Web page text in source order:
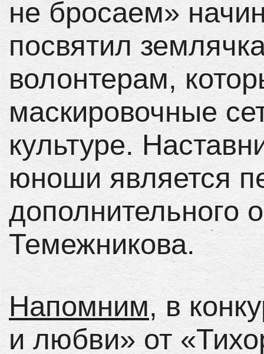
не бросаем»
посвятил
волонтерам,
маскировочные
культуре.
юноши является
дополнительного
Темежникова.
Напомним, в
и любви» от